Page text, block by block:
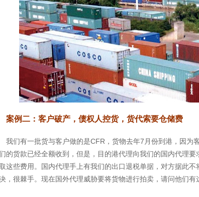
案例二：客户破产，债权人控货，货代索要仓储费
我们有一批货与客户做的是CFR，货物去年7月份到港，因为
的货款已经全额收到，但是，目的港代理向我们的国内代理
这些费用。国内代理手上有我们的出口退税单据，对方据此
，很棘手。现在国外代理威胁要将货物进行拍卖，请问他们